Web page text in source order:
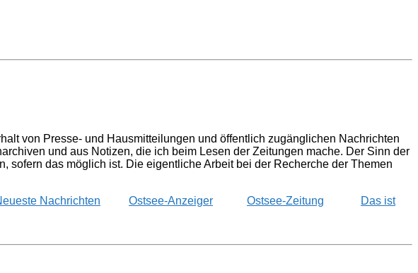
von Presse- und Hausmitteilungen und öffentlich zugänglichen Nachrichten
und aus Notizen, die ich beim Lesen der Zeitungen mache. Der Sinn der
sofern das möglich ist. Die eigentliche Arbeit bei der Recherche der Themen
Nachrichten Ostsee-Anzeiger Ostsee-Zeitung
Das ist